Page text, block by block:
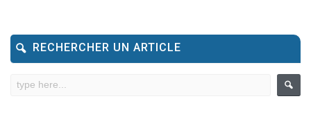
RECHERCHER UN ARTICLE